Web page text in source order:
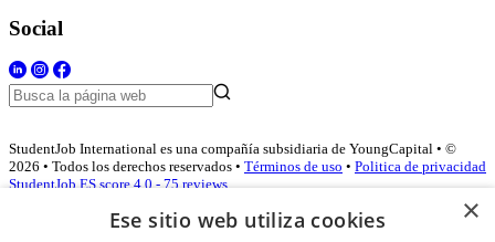
Social
StudentJob International es una compañía subsidiaria de YoungCapital • ©
2026 • Todos los derechos reservados • Términos de uso • Politica de privacidad
StudentJob ES score 4.0 - 75 reviews
×
Ese sitio web utiliza cookies